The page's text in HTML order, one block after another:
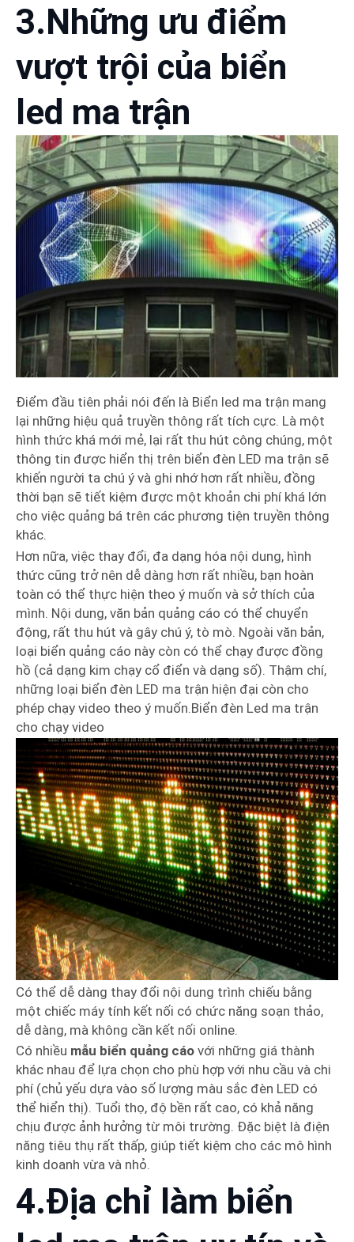
3.Những ưu điểm
vượt trội của biển
led ma trận
Điểm đầu tiên phải nói đến là Biển led ma trận mang
lại những hiệu quả truyền thông rất tích cực. Là một
hình thức khá mới mẻ, lại rất thu hút công chúng, một
thông tin được hiển thị trên biển đèn LED ma trận sẽ
khiến người ta chú ý và ghi nhớ hơn rất nhiều, đồng
thời bạn sẽ tiết kiệm được một khoản chi phí khá lớn
cho việc quảng bá trên các phương tiện truyền thông
khác.
Hơn nữa, việc thay đổi, đa dạng hóa nội dung, hình
thức cũng trở nên dễ dàng hơn rất nhiều, bạn hoàn
toàn có thể thực hiện theo ý muốn và sở thích của
mình. Nội dung, văn bản quảng cáo có thể chuyển
động, rất thu hút và gây chú ý, tò mò. Ngoài văn bản,
loại biển quảng cáo này còn có thể chạy được đồng
hồ (cả dạng kim chạy cổ điển và dạng số). Thậm chí,
những loại biển đèn LED ma trận hiện đại còn cho
phép chạy video theo ý muốn.Biển đèn Led ma trận
cho chạy video
Có thể dễ dàng thay đổi nội dung trình chiếu bằng
một chiếc máy tính kết nối có chức năng soạn thảo,
dễ dàng, mà không cần kết nối online.
Có nhiều mẫu biển quảng cáo với những giá thành
khác nhau để lựa chọn cho phù hợp với nhu cầu và chi
phí (chủ yếu dựa vào số lượng màu sắc đèn LED có
thể hiển thị). Tuổi thọ, độ bền rất cao, có khả năng
chịu được ảnh hưởng từ môi trường. Đặc biệt là điện
năng tiêu thụ rất thấp, giúp tiết kiệm cho các mô hình
kinh doanh vừa và nhỏ.
4.Địa chỉ làm biển